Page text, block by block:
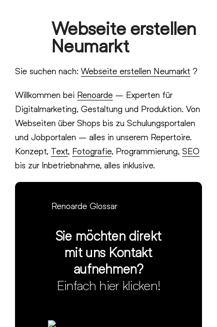
Webseite erstellen
Neumarkt
Sie suchen nach:Webseite erstellen Neumarkt ?
Willkommen bei Renoarde – Experten für
Digitalmarketing, Gestaltung und Produktion. Von
Webseiten über Shops bis zu Schulungsportalen
und Jobportalen – alles in unserem Repertoire.
Konzept, Text, Fotografie, Programmierung,SEO
bis zur Inbetriebnahme, alles inklusive.
Renoarde Glossar
Sie möchten direkt
mit uns Kontakt
aufnehmen?
Einfach hier klicken!